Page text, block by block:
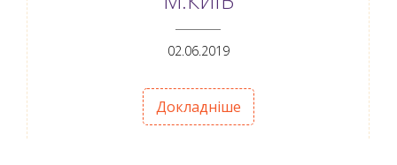
02.06.2019
Докладніше